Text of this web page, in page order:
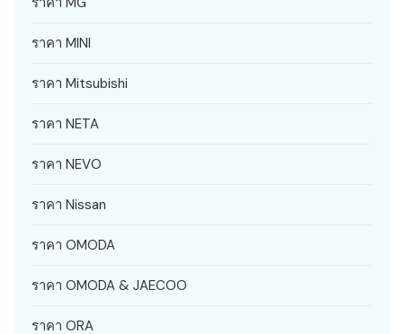
ราคา MINI
ราคา Mitsubishi
ราคา NETA
ราคา NEVO
ราคา Nissan
ราคา OMODA
ราคา OMODA & JAECOO
ราคา ORA